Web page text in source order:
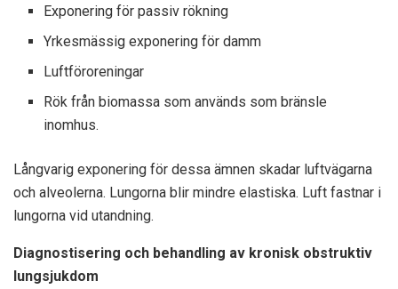
Exponering för passiv rökning
Yrkesmässig exponering för damm
Luftföroreningar
Rök från biomassa som används som bränsle
inomhus.
Långvarig exponering för dessa ämnen skadar luftvägarna
och alveolerna. Lungorna blir mindre elastiska. Luft fastnar i
lungorna vid utandning.
Diagnostisering och behandling av kronisk obstruktiv
lungsjukdom